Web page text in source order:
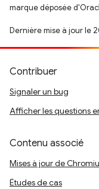
marque déposée
Dernière mise à jour le
Contribuer
Signaler un bug
Afficher les questions
Contenu associé
Mises à jour de
Études de cas